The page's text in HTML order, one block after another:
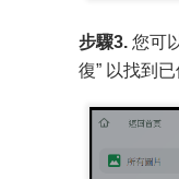
步驟3. 您可
復” 以找到